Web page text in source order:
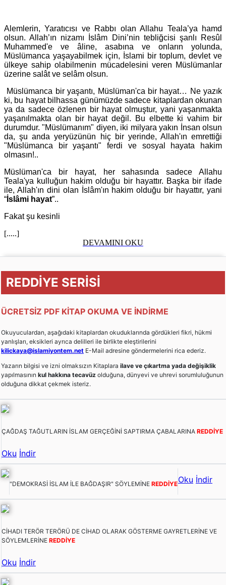
Alemlerin, Yaratıcısı ve Rabbı olan Allahu Teala’ya hamd
olsun. Allah’ın nizamı İslâm Dini’nin tebliğcisi şanlı Resûl
Muhammed'e ve âline, asabına ve onların yolunda,
Müslümanca yaşayabilmek için, İslami bir toplum, devlet ve
ülkeye sahip olabilmenin mücadelesini veren Müslümanlar
üzerine salât ve selâm olsun.
Müslümanca bir yaşantı, Müslüman'ca bir hayat… Ne yazık
ki, bu hayat bilhassa günümüzde sadece kitaplardan okunan
ya da sadece özlenen bir hayat olmuştur, yani yaşanmakta
yaşanılmakta olan bir hayat değil. Bu elbette ki vahim bir
durumdur. "Müslümanım" diyen, iki milyara yakın İnsan olsun
da, şu anda yeryüzünün hiç bir yerinde, Allah'ın emrettiği
"Müslümanca bir yaşantı" ferdi ve sosyal hayata hakim
olmasın!..
Müslüman'ca bir hayat, her sahasında sadece Allahu
Teala'ya kulluğun hakim olduğu bir hayattır. Başka bir ifade
ile, Allah'ın dini olan İslâm'ın hakim olduğu bir hayattır, yani
“ İslâmi hayat”..
Fakat şu kesinli
[.....]
DEVAMINI OKU
REDDİYE SERİSİ
ÜCRETSİZ PDF KİTAP OKUMA VE İNDİRME
Okuyuculardan, aşağıdaki kitaplardan okuduklarında gördükleri fikri, hükmi
yanlışları, eksikleri ayrıca delilleri ile birlikte eleştirilerini
kilickaya@islamiyontem.net E-Mail adresine göndermelerini rica ederiz.
Yazarın bilgisi ve izni olmaksızın Kitaplara ilave ve çıkartma yada değişiklik
yapılmasının kul hakkına tecavüz olduğuna, dünyevi ve uhrevi sorumluluğunun
olduğuna dikkat çekmek isteriz.
ÇAĞDAŞ TAĞUTLARIN İSLAM GERÇEĞİNİ SAPTIRMA ÇABALARINA REDDİYE
Oku İndir
"DEMOKRASİ İSLAM İLE BAĞDAŞIR" SÖYLEMİNE REDDİYEOku İndir
CİHADI TERÖR TERÖRÜ DE CİHAD OLARAK GÖSTERME GAYRETLERİNE VE
SÖYLEMLERİNE REDDİYE
Oku İndir